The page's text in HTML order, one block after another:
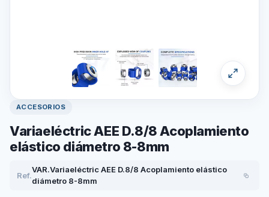
ACCESORIOS
Variaeléctric AEE D.8/8 Acoplamiento
elástico diámetro 8-8mm
Ref.
VAR.Variaeléctric AEE D.8/8 Acoplamiento elástico
diámetro 8-8mm